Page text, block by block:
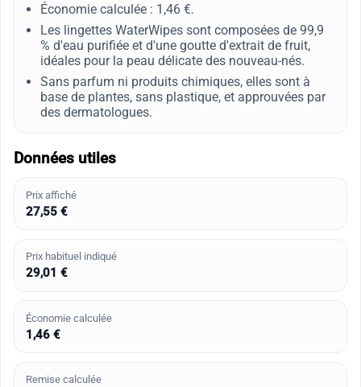
Économie calculée : 1,46 €.
Les lingettes WaterWipes sont composées de 99,9
% d'eau purifiée et d'une goutte d'extrait de fruit,
idéales pour la peau délicate des nouveau-nés.
Sans parfum ni produits chimiques, elles sont à
base de plantes, sans plastique, et approuvées par
des dermatologues.
Données utiles
Prix affiché
27,55 €
Prix habituel indiqué
29,01 €
Économie calculée
1,46 €
Remise calculée